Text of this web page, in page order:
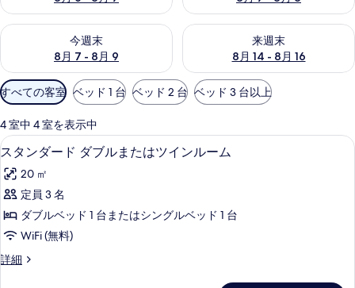
今週末
8月 7 - 8月 9
今週末 8月 7 - 8月 9 の空室状況をチェック
来週末
8月 14 - 8月 16
来週末 8月 14 - 8月 16 の空室
利
用
可
能
な
客
室
の
り
込
すべての客室 ベッド 1 台 ベッド 2 台 ベッド 3 台以上
4 室中 4 室を表示中
ス
タ
ン
ダ
ー
ダ
3
スタンダード ダブルまたはツインルーム
20 ㎡
定員 3 名
ダブルベッド 1 台またはシングルベッド 1 台
WiFi (無料)
詳細
ス